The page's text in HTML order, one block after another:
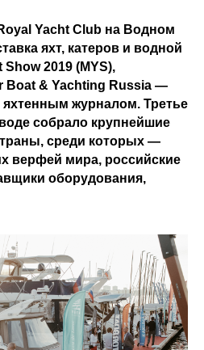
Yacht Club на Водном
яхт, катеров и водной
2019 (MYS),
Boat & Yachting Russia —
журналом. Третье
собрало крупнейшие
среди которых —
верфей мира, российские
оборудования,